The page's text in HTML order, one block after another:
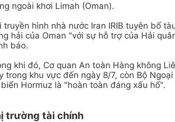
ngoài khơi Limah (Oman).
truyền hình nhà nước Iran IRIB tuyên bố
hải của Oman "với sự hỗ trợ của Hải
báo.
khi đó, Cơ quan An toàn Hàng không
trong khu vực đến ngày 8/7, còn Bộ
Hormuz là "hoàn toàn đáng xấu hổ".
trường tài chính